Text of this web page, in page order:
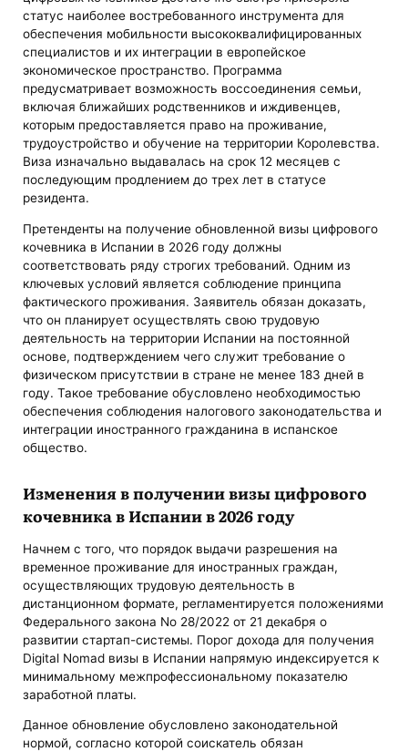
статус наиболее востребованного инструмента для
обеспечения мобильности высококвалифицированных
специалистов и их интеграции в европейское
экономическое пространство. Программа
предусматривает возможность воссоединения семьи,
включая ближайших родственников и иждивенцев,
которым предоставляется право на проживание,
трудоустройство и обучение на территории Королевства.
Виза изначально выдавалась на срок 12 месяцев с
последующим продлением до трех лет в статусе
резидента.
Претенденты на получение обновленной визы цифрового
кочевника в Испании в 2026 году должны
соответствовать ряду строгих требований. Одним из
ключевых условий является соблюдение принципа
фактического проживания. Заявитель обязан доказать,
что он планирует осуществлять свою трудовую
деятельность на территории Испании на постоянной
основе, подтверждением чего служит требование о
физическом присутствии в стране не менее 183 дней в
году. Такое требование обусловлено необходимостью
обеспечения соблюдения налогового законодательства и
интеграции иностранного гражданина в испанское
общество.
Изменения в получении визы цифрового
кочевника в Испании в 2026 году
Начнем с того, что порядок выдачи разрешения на
временное проживание для иностранных граждан,
осуществляющих трудовую деятельность в
дистанционном формате, регламентируется положениями
Федерального закона No 28/2022 от 21 декабря о
развитии стартап-системы. Порог дохода для получения
Digital Nomad визы в Испании напрямую индексируется к
минимальному межпрофессиональному показателю
заработной платы.
Данное обновление обусловлено законодательной
нормой, согласно которой соискатель обязан